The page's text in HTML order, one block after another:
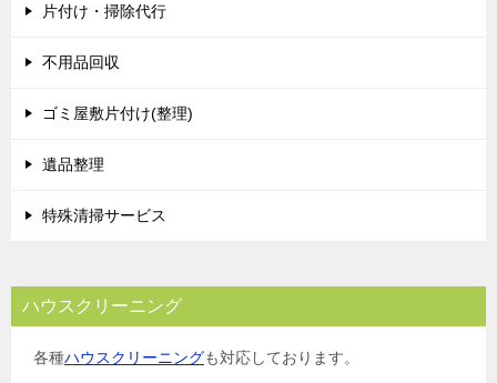
片付け・掃除代行
不用品回収
ゴミ屋敷片付け(整理)
遺品整理
特殊清掃サービス
ハウスクリーニング
各種ハウスクリーニングも対応しております。